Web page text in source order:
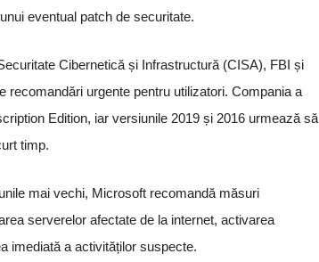
eventual patch de securitate.
Cibernetică și Infrastructură (CISA), FBI și
recomandări urgente pentru utilizatori. Compania a
Edition, iar versiunile 2019 și 2016 urmează să
timp.
mai vechi, Microsoft recomandă măsuri
serverelor afectate de la internet, activarea
imediată a activităților suspecte.